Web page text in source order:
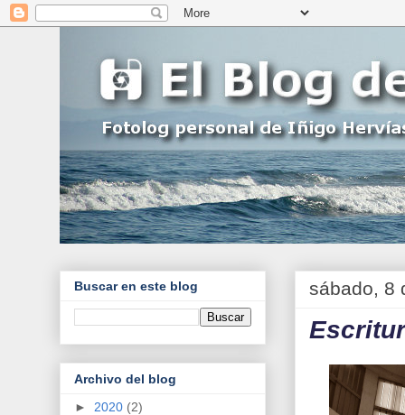
sábado, 8
Buscar en este blog
Archivo del blog
► 2020 (2)